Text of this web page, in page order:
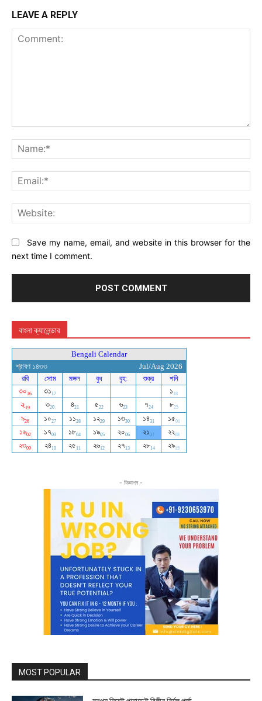
LEAVE A REPLY
Save my name, email, and website in this browser for the
next time I comment.
বাংলা ক্যালেন্ডার
- বিজ্ঞাপন -
MOST POPULAR